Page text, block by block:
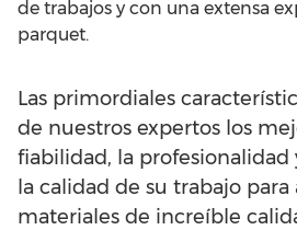
de trabajos y con una extensa
parquet.
Las primordiales
de nuestros expertos los
fiabilidad, la profesionalidad
la calidad de su trabajo para
materiales de increíble